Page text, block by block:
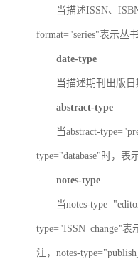
当描述ISSN、
format="series"表示丛
date-type
当描述期刊出版日
abstract-type
当abstract-
type="database"时，表
notes-type
当notes-
type="ISSN_change"
注，notes-